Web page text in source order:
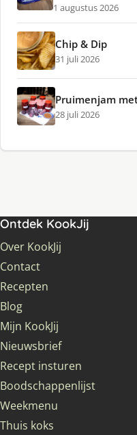
1 augustus 2026
Chip & Dip
31 juli 2026
Pruimenjam
28 juli 2026
Ontdek KookJij
Over KookJij
Contact
Recepten
Blog
Mijn KookJij
Nieuwsbrief
Recept insturen
Boodschappenlijst
Weekmenu
Thuis koks